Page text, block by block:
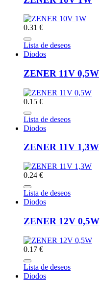
0.31 €
Lista de deseos
Diodos
ZENER 11V 0,5W
0.15 €
Lista de deseos
Diodos
ZENER 11V 1,3W
0.24 €
Lista de deseos
Diodos
ZENER 12V 0,5W
0.17 €
Lista de deseos
Diodos